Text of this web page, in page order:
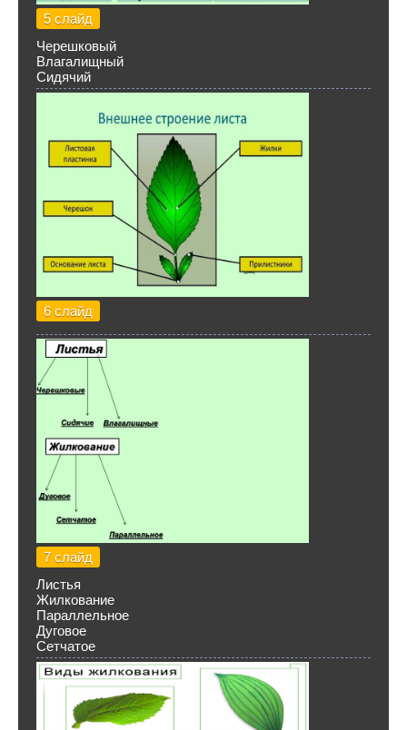
5 слайд
Черешковый
Влагалищный
Сидячий
6 слайд
7 слайд
Листья
Жилкование
Параллельное
Дуговое
Сетчатое